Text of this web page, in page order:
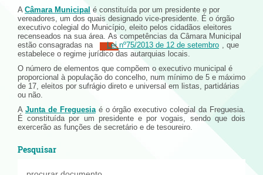
A Câmara Municipal é constituída por um presidente e por
vereadores, um dos quais designado vice-presidente. É o órgão
executivo colegial do Município, eleito pelos cidadãos eleitores
recenseados na sua área. As competências da Câmara Municipal
estão consagradas na
Lei nº75/2013 de 12 de setembro , que
estabelece o regime jurídico das autarquias locais.
O número de elementos que compõem o executivo municipal é
proporcional à população do concelho, num mínimo de 5 e máximo
de 17, eleitos por sufrágio direto e universal em listas, partidárias
ou não.
A Junta de Freguesiaé o órgão executivo colegial da Freguesia.
É constituída por um presidente e por vogais, sendo que dois
exercerão as funções de secretário e de tesoureiro.
Pesquisar